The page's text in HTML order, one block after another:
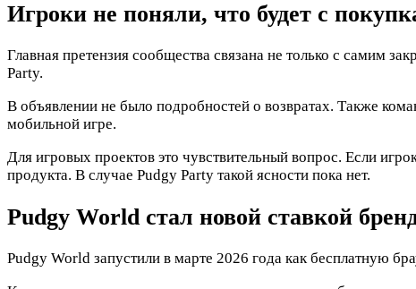
Игроки не поняли, что будет с
Главная претензия сообщества связана не только с самим
Party.
В объявлении не было подробностей о возвратах. Также
мобильной игре.
Для игровых проектов это чувствительный вопрос. Если
продукта. В случае Pudgy Party такой ясности пока нет.
Pudgy World стал новой ставкой
Pudgy World запустили в марте 2026 года как бесплатную